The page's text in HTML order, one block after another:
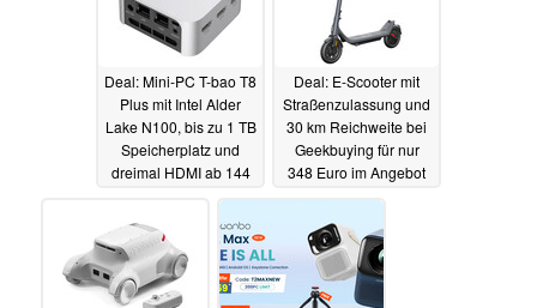
Deal: Mini-PC T-bao T8
Plus mit Intel Alder
Lake N100, bis zu 1 TB
Speicherplatz und
dreimal HDMI ab 144
Deal: E-Scooter mit
Straßenzulassung und
30 km Reichweite bei
Geekbuying für nur
348 Euro im Angebot
04.08.2023